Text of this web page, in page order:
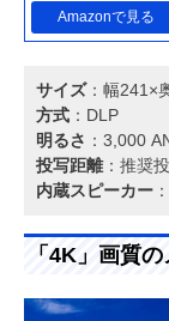
Amazonで見る
サイズ：幅241×
方式 ：DLP
明るさ ：3,000
投写距離：推奨
内蔵スピーカー
「4K」画質